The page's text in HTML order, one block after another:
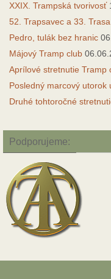
XXIX. Trampská tvorivosť
52. Trapsavec a 33.
Pedro, tulák bez hranic
Májový Tramp club
Aprílové stretnutie Tramp
Posledný marcový utorok
Druhé tohtoročné
Podporujeme: